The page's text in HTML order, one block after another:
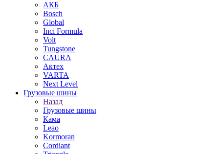
АКБ
Bosch
Global
Inci Formula
Volt
Tungstone
CAURA
Актех
VARTA
Next Level
Грузовые шины
Назад
Грузовые шины
Кама
Leao
Kormoran
Cordiant